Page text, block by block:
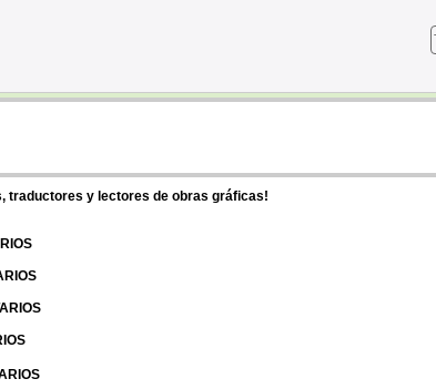
traductores y lectores de obras gráficas!